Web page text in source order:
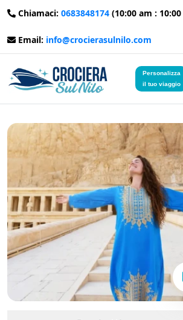
Chiamaci: 0683848174 (10:00 am :
Email: info@crocierasulnilo.com
Personalizza
il tuo viaggio
Home
Viaggi in Egitto
Crociere sul Nilo
Viaggi in Giordania